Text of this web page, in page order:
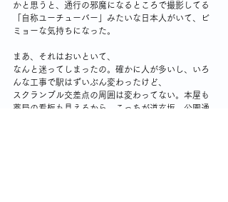
かと思うと、通行の邪魔になるところで撮影してる
「自称ユーチューバー」みたいな日本人がいて、ビ
ミョーな気持ちになった。
まあ、それはおいといて、
なんと迷ってしまったの。確かに人が多いし、いろ
んな工事で駅はずいぶん変わったけど、
スクランブル交差点の周囲は変わってない。本屋も
薬局の看板も見えるから、こっちが道玄坂、公園通